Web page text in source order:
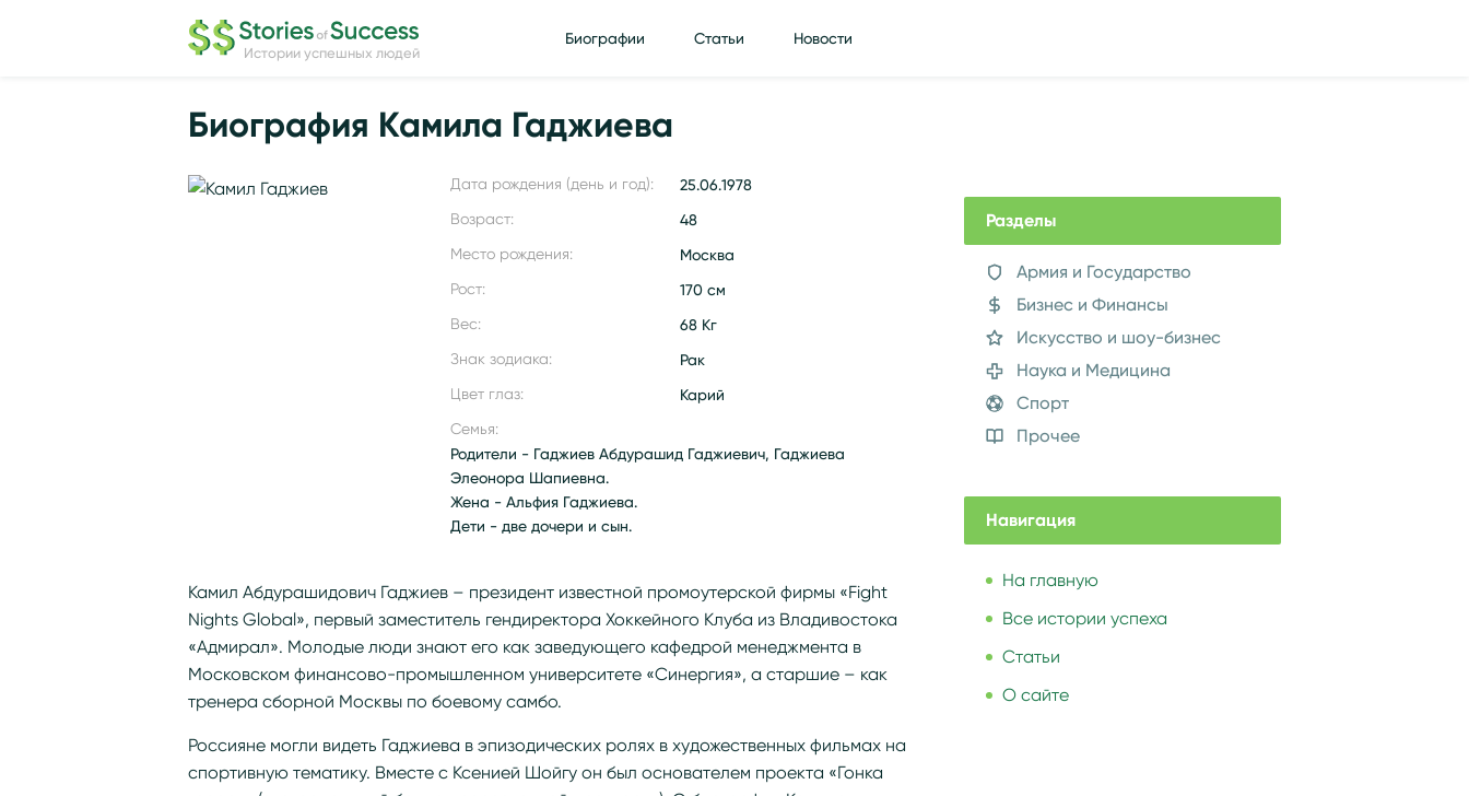
Истории успешных людей
Биографии Статьи Новости
Биография Камила Гаджиева
Дата рождения (день и год): 25.06.1978
Возраст: 48
Место рождения: Москва
Рост: 170 см
Вес: 68 Кг
Знак зодиака: Рак
Цвет глаз: Карий
Семья:
Родители - Гаджиев Абдурашид Гаджиевич, Гаджиева
Элеонора Шапиевна.
Жена - Альфия Гаджиева.
Дети - две дочери и сын.
Камил Абдурашидович Гаджиев – президент известной промоутерской фирмы «Fight
Nights Global», первый заместитель гендиректора Хоккейного Клуба из Владивостока
«Адмирал». Молодые люди знают его как заведующего кафедрой менеджмента в
Московском финансово-промышленном университете «Синергия», а старшие – как
тренера сборной Москвы по боевому самбо.
Россияне могли видеть Гаджиева в эпизодических ролях в художественных фильмах на
спортивную тематику. Вместе с Ксенией Шойгу он был основателем проекта «Гонка
Разделы
Армия и Государство
Бизнес и Финансы
Искусство и шоу-бизнес
Наука и Медицина
Спорт
Прочее
Навигация
На главную
Все истории успеха
Статьи
О сайте